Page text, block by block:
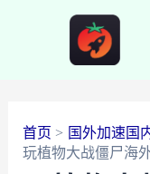
首页
国外加速国
玩植物大战僵尸海